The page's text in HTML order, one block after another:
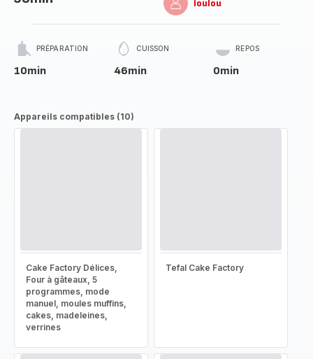
loulou
PRÉPARATION
10min
CUISSON
46min
REPOS
0min
Appareils compatibles (10)
Cake Factory Délices,
Four à gâteaux, 5
programmes, mode
manuel, moules muffins,
cakes, madeleines,
verrines
Tefal Cake Factory